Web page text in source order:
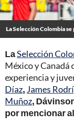
La Selección Colombia
LaSelección
México y Canadá
experiencia y
Díaz, James
Muñoz,
por mencionar